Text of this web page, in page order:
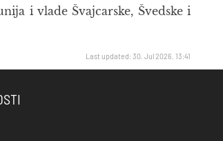
i vlade Švajcarske, Švedske i
Last updated: 30. Jul 2026. 13:41